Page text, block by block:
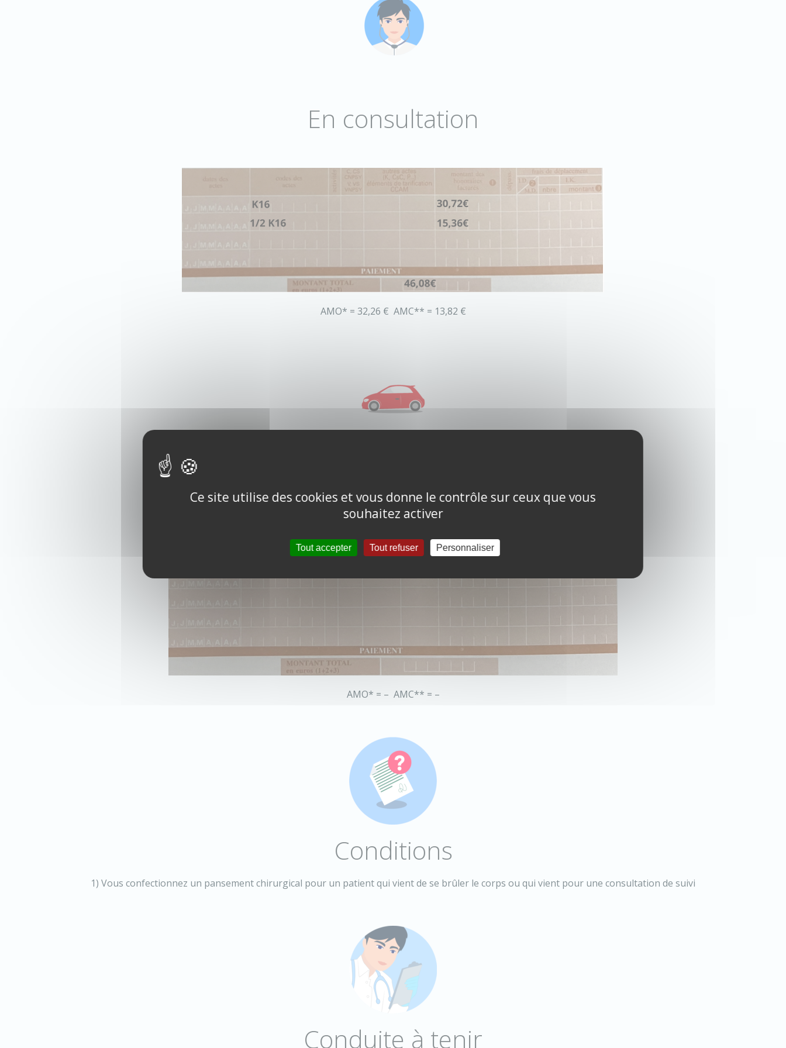
En consultation
AMO* = 32,26 € AMC** = 13,82 €
En visite
AMO* = – AMC** = –
Conditions
1) Vous confectionnez un pansement chirurgical pour un patient qui vient de se brûler le corps ou qui vient pour une consultation de suivi
Conduite à tenir
Ce site utilise des cookies et vous donne le contrôle sur ceux que vous
souhaitez activer
Tout accepter Tout refuser Personnaliser